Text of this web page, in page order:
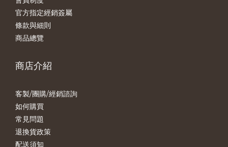
官方指定經銷簽屬
條款與細則
商品總覽
商店介紹
客製/團購/經銷諮詢
如何購買
常見問題
退換貨政策
配送須知